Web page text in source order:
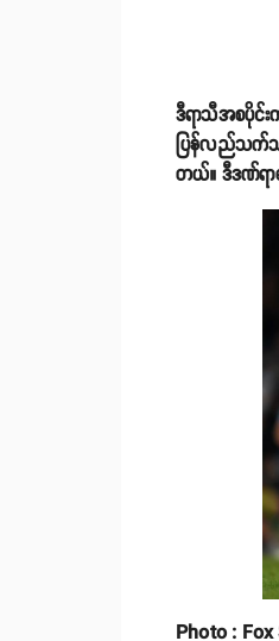
ဒီရာသီအစပိုင်
ပြန်လည်သက်သ
တယ်။ ဒီဒဏ်ရာ
Photo :